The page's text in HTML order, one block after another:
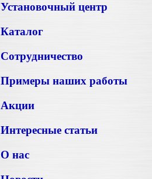
Установочный центр
Каталог
Сотрудничество
Примеры наших работы
Акции
Интересные статьи
О нас